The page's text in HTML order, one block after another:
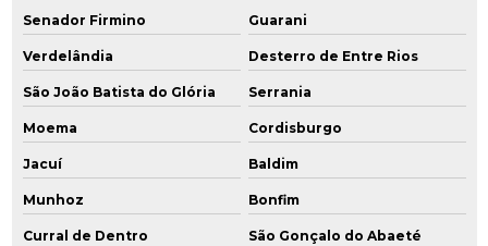
Senador Firmino Guarani
Verdelândia Desterro de Entre Rios
São João Batista do Glória Serrania
Moema Cordisburgo
Jacuí Baldim
Munhoz Bonfim
Curral de Dentro São Gonçalo do Abaeté